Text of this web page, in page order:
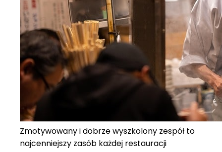
Zmotywowany i dobrze wyszkolony zespół to
najcenniejszy zasób każdej restauracji